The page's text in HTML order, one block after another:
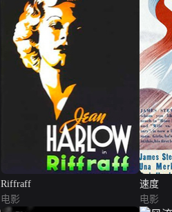
Riffraff
电影
速度
电影